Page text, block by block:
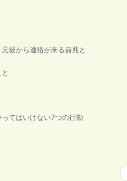
彼から連絡が来る前兆と
てはいけない7つの行動